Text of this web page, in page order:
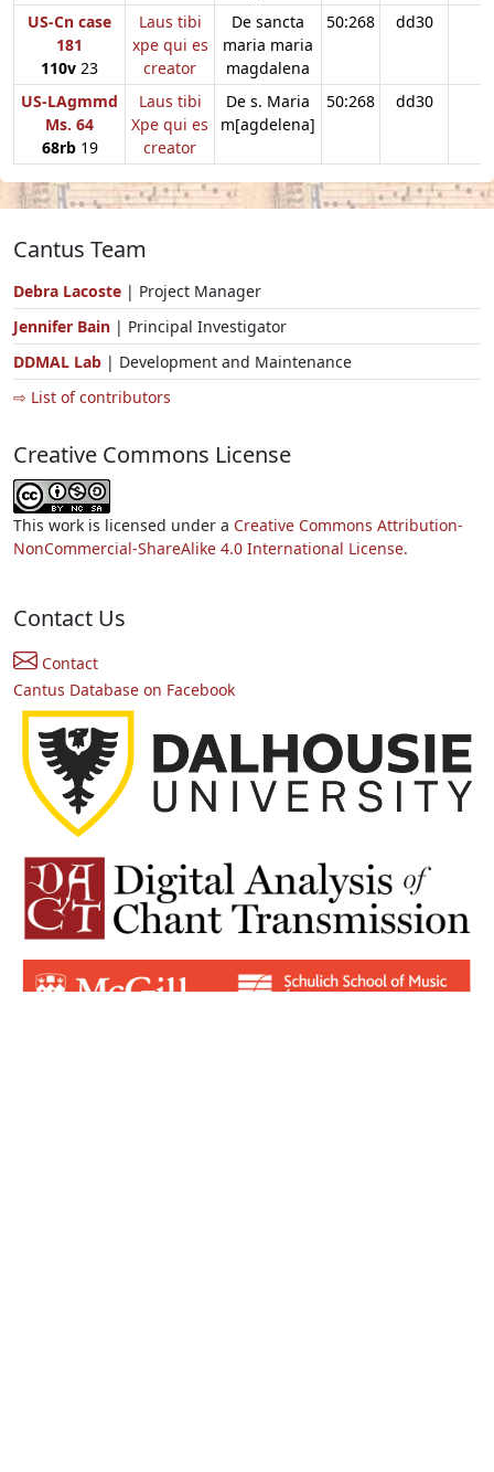
US-Cn case
181
110v 23
Laus tibi
xpe qui es
creator
De sancta
maria maria
magdalena
50:268 dd30
US-LAgmmd
Ms. 64
68rb19
Laus tibi
Xpe qui es
creator
De s. Maria
m[agdelena]
50:268 dd30
Cantus Team
Debra Lacoste | Project Manager
Jennifer Bain | Principal Investigator
DDMAL Lab | Development and Maintenance
⇨ List of contributors
Creative Commons License
This work is licensed under a Creative Commons Attribution-
NonCommercial-ShareAlike 4.0 International License.
Contact Us
Contact
Cantus Database on Facebook